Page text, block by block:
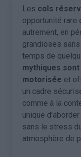
Les cols
opportunité rare
autrement, en
grandioses
temps de
mythiques
motorisée et
un cadre
comme à la
unique
sans le stress
atmosphère de